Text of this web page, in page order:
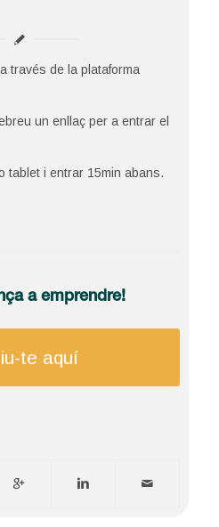
través de la plataforma
un enllaç per a entrar el
tablet i entrar 15min abans.
a emprendre!
te aquí